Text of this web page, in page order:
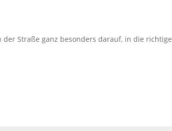
Straße ganz besonders darauf, in die richtige